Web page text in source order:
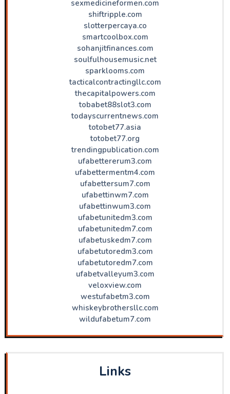
sexmedicineformen.com
shiftripple.com
slotterpercaya.co
smartcoolbox.com
sohanjitfinances.com
soulfulhousemusic.net
sparklooms.com
tacticalcontractingllc.com
thecapitalpowers.com
tobabet88slot3.com
todayscurrentnews.com
totobet77.asia
totobet77.org
trendingpublication.com
ufabettererum3.com
ufabettermentm4.com
ufabettersum7.com
ufabettinwm7.com
ufabettinwum3.com
ufabetunitedm3.com
ufabetunitedm7.com
ufabetuskedm7.com
ufabetutoredm3.com
ufabetutoredm7.com
ufabetvalleyum3.com
veloxview.com
westufabetm3.com
whiskeybrothersllc.com
wildufabetum7.com
Links